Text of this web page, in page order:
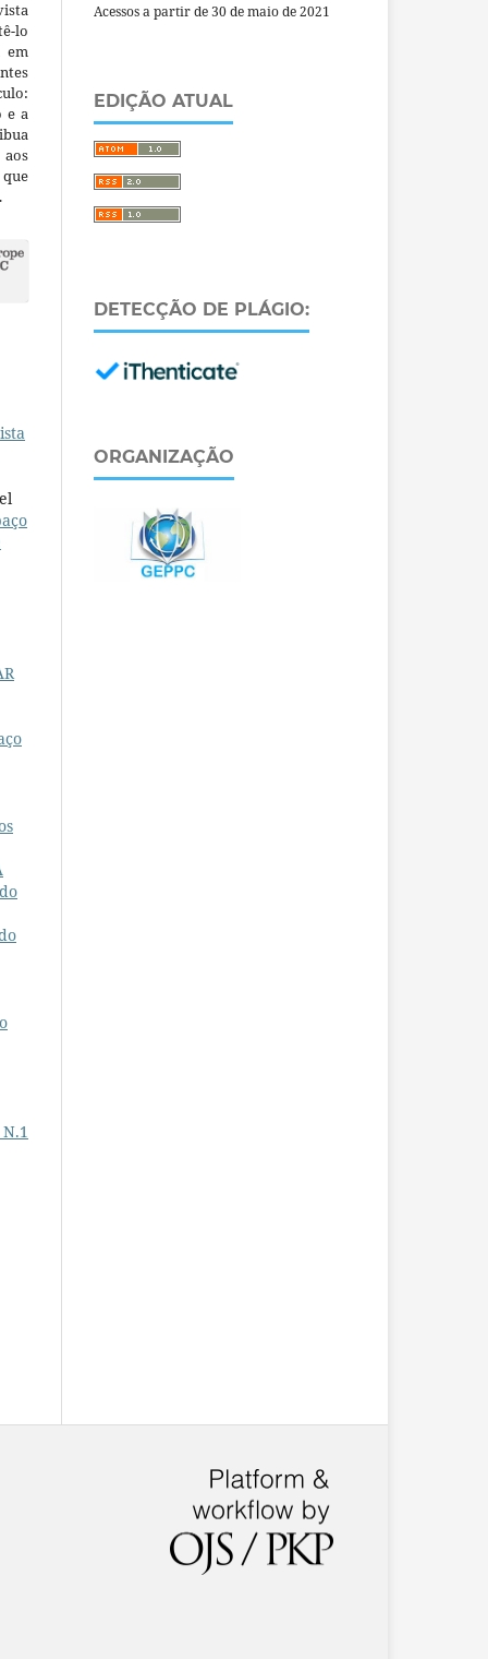
lo
em
e a
Acessos a partir de 30 de maio de 2021
EDIÇÃO ATUAL
DETECÇÃO DE PLÁGIO:
ORGANIZAÇÃO